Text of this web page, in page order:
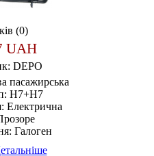
(0)
UAH
DEPO
пасажирська
H7+H7
Електрична
Галоген